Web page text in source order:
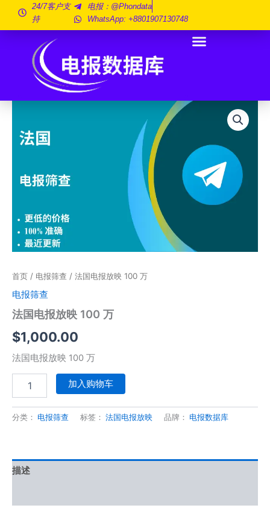
24/7客户支
持
电报：@phondata
WhatsApp: +8801907130748
首页 / 电报筛查 / 法国电报放映 100 万
电报筛查
法国电报放映 100 万
$1,000.00
法国电报放映 100 万
100
加入购物车
分类： 电报筛查 标签： 法国电报放映 品牌： 电报数据库
描述